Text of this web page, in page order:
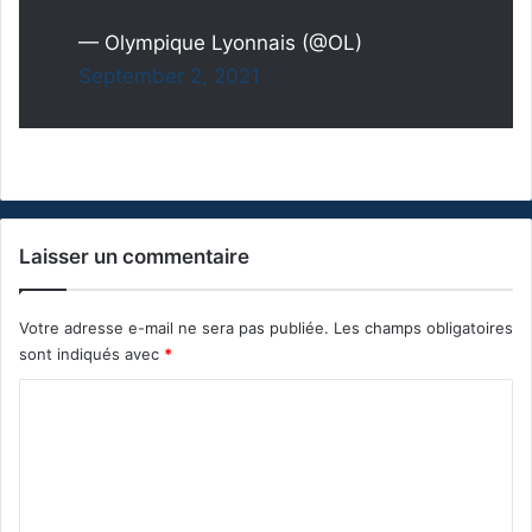
— Olympique Lyonnais (@OL)
September 2, 2021
Laisser un commentaire
Votre adresse e-mail ne sera pas publiée. Les champs obligatoires
sont indiqués avec *